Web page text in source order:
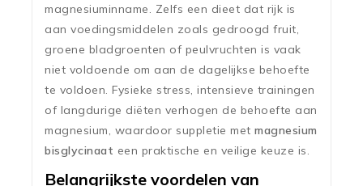
magnesiuminname. Zelfs een dieet dat rijk is
aan voedingsmiddelen zoals gedroogd fruit,
groene bladgroenten of peulvruchten is vaak
niet voldoende om aan de dagelijkse behoefte
te voldoen. Fysieke stress, intensieve trainingen
of langdurige diëten verhogen de behoefte aan
magnesium, waardoor suppletie met magnesium
bisglycinaat een praktische en veilige keuze is.
Belangrijkste voordelen van